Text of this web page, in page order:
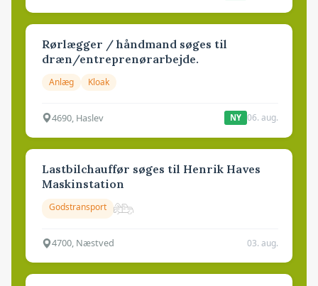
Rørlægger / håndmand søges til
dræn/entreprenørarbejde.
Anlæg Kloak
4690, Haslev NY 06. aug.
Lastbilchauffør søges til Henrik Haves
Maskinstation
Godstransport
4700, Næstved 03. aug.